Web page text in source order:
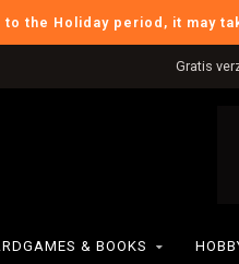
to the Holiday period, it may
Gratis
& BOOKS